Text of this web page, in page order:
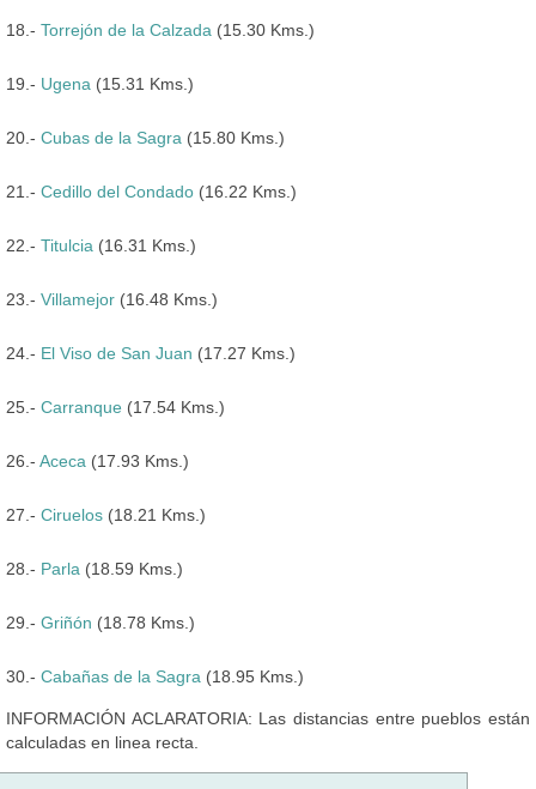
18.- Torrejón de la Calzada (15.30 Kms.)
19.- Ugena (15.31 Kms.)
20.- Cubas de la Sagra (15.80 Kms.)
21.- Cedillo del Condado (16.22 Kms.)
22.- Titulcia (16.31 Kms.)
23.- Villamejor (16.48 Kms.)
24.- El Viso de San Juan (17.27 Kms.)
25.- Carranque (17.54 Kms.)
26.- Aceca (17.93 Kms.)
27.- Ciruelos (18.21 Kms.)
28.- Parla (18.59 Kms.)
29.- Griñón (18.78 Kms.)
30.- Cabañas de la Sagra (18.95 Kms.)
INFORMACIÓN ACLARATORIA: Las distancias entre pueblos están
calculadas en linea recta.